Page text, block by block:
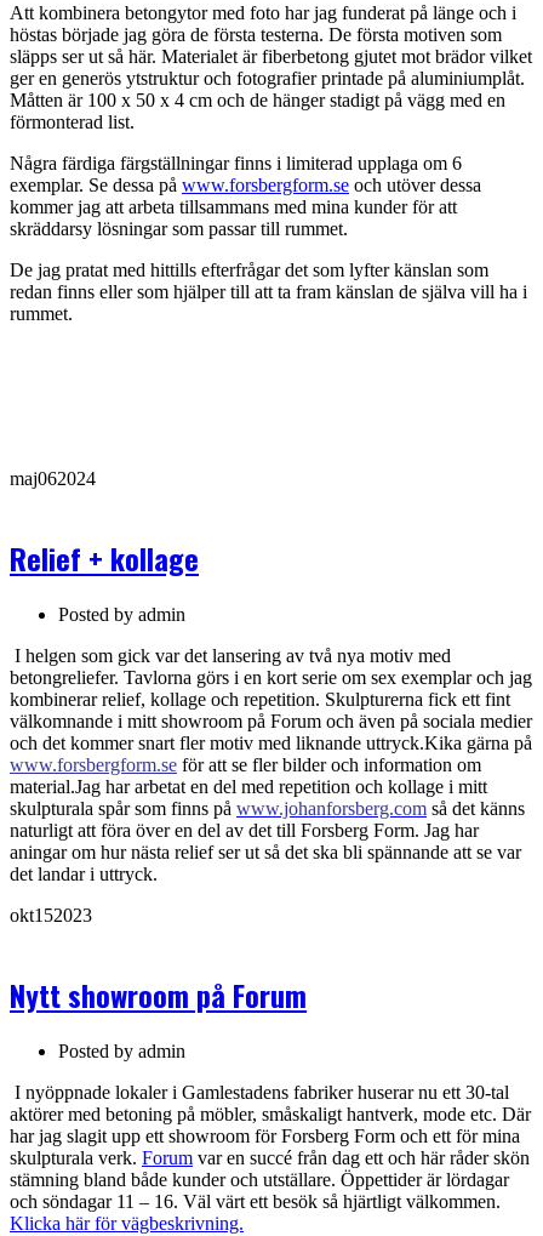
Att kombinera betongytor med foto har jag funderat på länge och i
höstas började jag göra de första testerna. De första motiven som
släpps ser ut så här. Materialet är fiberbetong gjutet mot brädor vilket
ger en generös ytstruktur och fotografier printade på aluminiumplåt.
Måtten är 100 x 50 x 4 cm och de hänger stadigt på vägg med en
förmonterad list.
Några färdiga färgställningar finns i limiterad upplaga om 6
exemplar. Se dessa på www.forsbergform.se och utöver dessa
kommer jag att arbeta tillsammans med mina kunder för att
skräddarsy lösningar som passar till rummet.
De jag pratat med hittills efterfrågar det som lyfter känslan som
redan finns eller som hjälper till att ta fram känslan de själva vill ha i
rummet.
maj062024
Relief + kollage
Posted by admin
I helgen som gick var det lansering av två nya motiv med
betongreliefer. Tavlorna görs i en kort serie om sex exemplar och jag
kombinerar relief, kollage och repetition. Skulpturerna fick ett fint
välkomnande i mitt showroom på Forum och även på sociala medier
och det kommer snart fler motiv med liknande uttryck.Kika gärna på
www.forsbergform.se för att se fler bilder och information om
material.Jag har arbetat en del med repetition och kollage i mitt
skulpturala spår som finns på www.johanforsberg.com så det känns
naturligt att föra över en del av det till Forsberg Form. Jag har
aningar om hur nästa relief ser ut så det ska bli spännande att se var
det landar i uttryck.
okt152023
Nytt showroom på Forum
Posted by admin
I nyöppnade lokaler i Gamlestadens fabriker huserar nu ett 30-tal
aktörer med betoning på möbler, småskaligt hantverk, mode etc. Där
har jag slagit upp ett showroom för Forsberg Form och ett för mina
skulpturala verk. Forum var en succé från dag ett och här råder skön
stämning bland både kunder och utställare. Öppettider är lördagar
och söndagar 11 – 16. Väl värt ett besök så hjärtligt välkommen.
Klicka här för vägbeskrivning.